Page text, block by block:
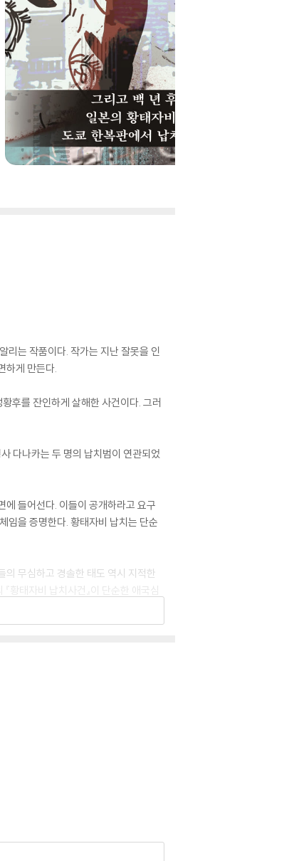
리는 작품이다. 작가는 지난 잘못을 인
하게 만든다.
후를 잔인하게 살해한 사건이다. 그러
다나카는 두 명의 납치범이 연관되었
들어선다. 이들이 공개하라고 요구
임을 증명한다. 황태자비 납치는 단순
의 무심하고 경솔한 태도 역시 지적한
황태자비 납치사건』이 단순한 애국심